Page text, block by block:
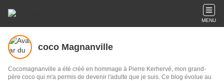
MENU
coco Magnanville
Cocomagnanville a été créé en hommage à Pierre Kerhervé, mon grand-
père coco qui m'a permis de devenir l'adulte que je suis. Ce blog évolue au